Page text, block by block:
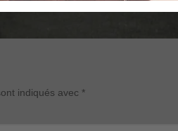
indiqués avec *